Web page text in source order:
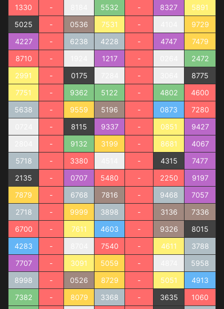
1330 - 5532 - 8327
5891
5025
- 0536 7531 -
9729
4227
- 6238 4228 - 4747
7479
8710
- 1217 -
2472
2991
- 0175 -
8775
7751
- 9362 5122 - 4802
4600
5638
- 9559 5196 - 0873
7280
- 8115 9337 - 0851
9427
- 9132 3199 - 8681
4067
5718
- 3380 - 4315
7477
2135
- 0707 5480 - 2250
9197
7879
- 6768 7816 - 9468
7057
2718
- 9999 3898 - 3136
7336
6700
- 7611 4603 - 9326
8015
4283
- 7540 - 4611
3788
7707
- 3091 5059 -
5958
8998
- 0526 8729 - 5051
4913
7382
- 8079 3368 - 3635
1060